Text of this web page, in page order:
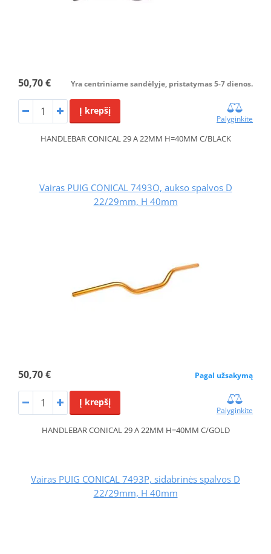
50,70 € Yra centriniame sandėlyje, pristatymas 5-7 dienos.
Į krepšį
Palyginkite
HANDLEBAR CONICAL 29 A 22MM H=40MM C/BLACK
Vairas PUIG CONICAL 7493O, aukso spalvos D
22/29mm, H 40mm
50,70 € Pagal užsakymą
Į krepšį
Palyginkite
HANDLEBAR CONICAL 29 A 22MM H=40MM C/GOLD
Vairas PUIG CONICAL 7493P, sidabrinės spalvos D
22/29mm, H 40mm